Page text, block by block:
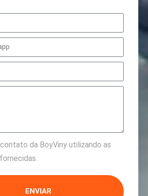
da BoyViny utilizando as
ENVIAR